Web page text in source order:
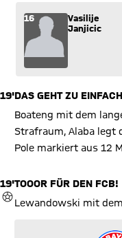
Wechsel: Vasilije
16
Vasilije
Janjicic
19'DAS GEHT ZU
Boateng mit dem
Strafraum, Alaba legt
Pole markiert aus 12
19'
TOR
TOOOR FÜR DEN FCB!
Lewandowski mit